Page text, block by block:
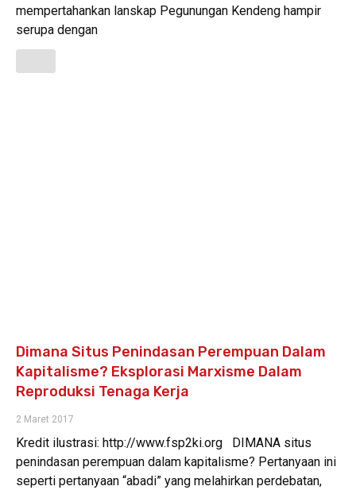
mempertahankan lanskap Pegunungan Kendeng hampir
serupa dengan
Dimana Situs Penindasan Perempuan Dalam
Kapitalisme? Eksplorasi Marxisme Dalam
Reproduksi Tenaga Kerja
2 Maret 2017
Kredit ilustrasi: http://www.fsp2ki.org DIMANA situs
penindasan perempuan dalam kapitalisme? Pertanyaan ini
seperti pertanyaan “abadi” yang melahirkan perdebatan,